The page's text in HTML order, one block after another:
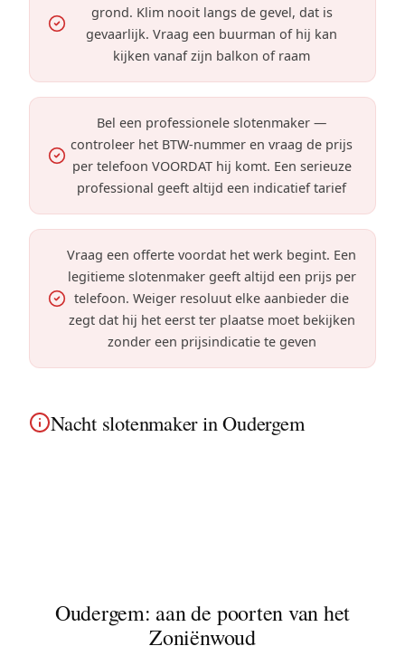
grond. Klim nooit langs de gevel, dat is
gevaarlijk. Vraag een buurman of hij kan
kijken vanaf zijn balkon of raam
Bel een professionele slotenmaker —
controleer het BTW-nummer en vraag de prijs
per telefoon VOORDAT hij komt. Een serieuze
professional geeft altijd een indicatief tarief
Vraag een offerte voordat het werk begint. Een
legitieme slotenmaker geeft altijd een prijs per
telefoon. Weiger resoluut elke aanbieder die
zegt dat hij het eerst ter plaatse moet bekijken
zonder een prijsindicatie te geven
Nacht slotenmaker in Oudergem
Oudergem: aan de poorten van het
Zoniënwoud